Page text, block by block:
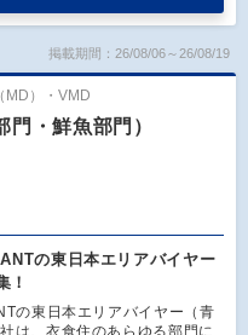
掲載期間：26/08/06～26/08/19
MD）・VMD
・鮮魚部門）
の東日本エリアバイヤー
！
の東日本エリアバイヤー（青
は、衣食住のあらゆる部門に